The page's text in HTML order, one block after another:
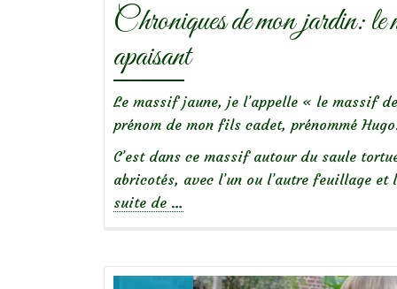
Chroniques de mon jardin: le
apaisant
Le massif jaune, je l’appelle « le massif
prénom de mon fils cadet, prénommé
C’est dans ce massif autour du saule
abricotés, avec l’un ou l’autre feuillage
suite de …